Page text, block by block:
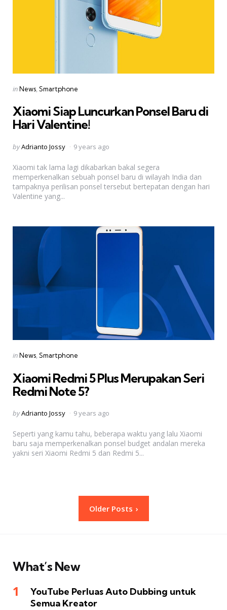
Categories
Posted
inNews Smartphone
Xiaomi Siap Luncurkan Ponsel Baru di
Hari Valentine!
Posted
byAdrianto Jossy 9 years ago
Xiaomi tak lama lagi dikabarkan bakal segera
memperkenalkan sebuah ponsel baru di wilayah India dan
tampaknya perilisan ponsel tersebut bertepatan dengan hari
Valentine yang...
Categories
Posted
inNews Smartphone
Xiaomi Redmi 5 Plus Merupakan Seri
Redmi Note 5?
Posted
byAdrianto Jossy 9 years ago
Seperti yang kamu tahu, beberapa waktu yang lalu Xiaomi
baru saja memperkenalkan ponsel budget andalan mereka
yakni seri Xiaomi Redmi 5 dan Redmi 5...
Older Posts
What’s New
YouTube Perluas Auto Dubbing untuk
Semua Kreator